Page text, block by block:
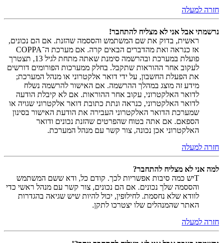
חזרה למעלה
נרשמתי אבל אני לא מצליח להתחבר!
ראשית, בדוק את שם המשתמש והססמה שהזנת. אם הם נכונים,
אז כנראה ואת מהדברים הבאים קרה. אם מערכת ה־COPPA
פועלת במערכת ובהרשמה סימנת שאתה מתחת לגיל 13, תצטרך
לעקוב אחר ההוראות שתקבל. בחלק ממערכות הפורומים דורשים
את הפעלת החשבון, על ידי דואר אלקטרוני או מנהל המערכת;
מידע זה מוצג במהלך ההרשמה. אם האישור להרשמה נשלח
לדואר האלקטרוני, עקוב אחר ההוראות. אם לא קיבלת הודעה
לדואר האלקטרוני, כנראה ונתת כתובת דואר אלקטרוני שגויה או
שמערכת הדואר האלקטרוני העבירה את הודעת האישור בסינון
הספאם. אם אתה בטוח שהפרטים שהזנת נכונים ודואר
האלקטרוני אכן נכונה, צור קשר עם מנהל המערכת.
חזרה למעלה
למה אני לא מצליח להתחבר?
Tיש כמה סיבות אפשריות לכך. קודם כל, ודא ששם המשתמש
והססמה שלך נכונים. אם הם נכונים, צור קשר עם מנהל ראשי כדי
לוודא שלא נחסמת. לחילופין, יכול להיות שיש שגיאה בהגדרות
האתר שהמנהלים שלו יצטרכו לתקן.
חזרה למעלה